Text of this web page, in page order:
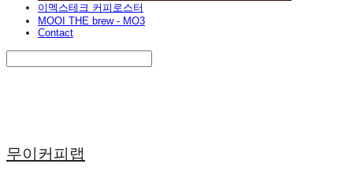
이멕스테크 커피로스터
MOOI THE brew - MO3
Contact
무이커피랩